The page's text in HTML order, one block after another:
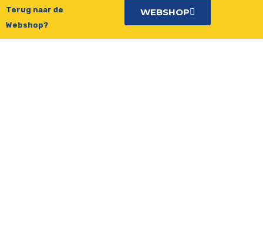
Terug naar de
Webshop?
WEBSHOP